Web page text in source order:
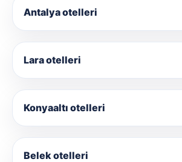
Antalya otelleri
Lara otelleri
Konyaaltı otelleri
Belek otelleri